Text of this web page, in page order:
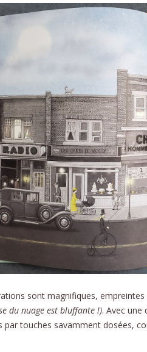
sont magnifiques,
du nuage est bluffante !). Avec une
par touches savamment dosées,